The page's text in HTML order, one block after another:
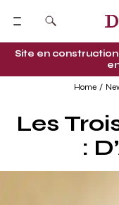
Site en
Home
Les
: